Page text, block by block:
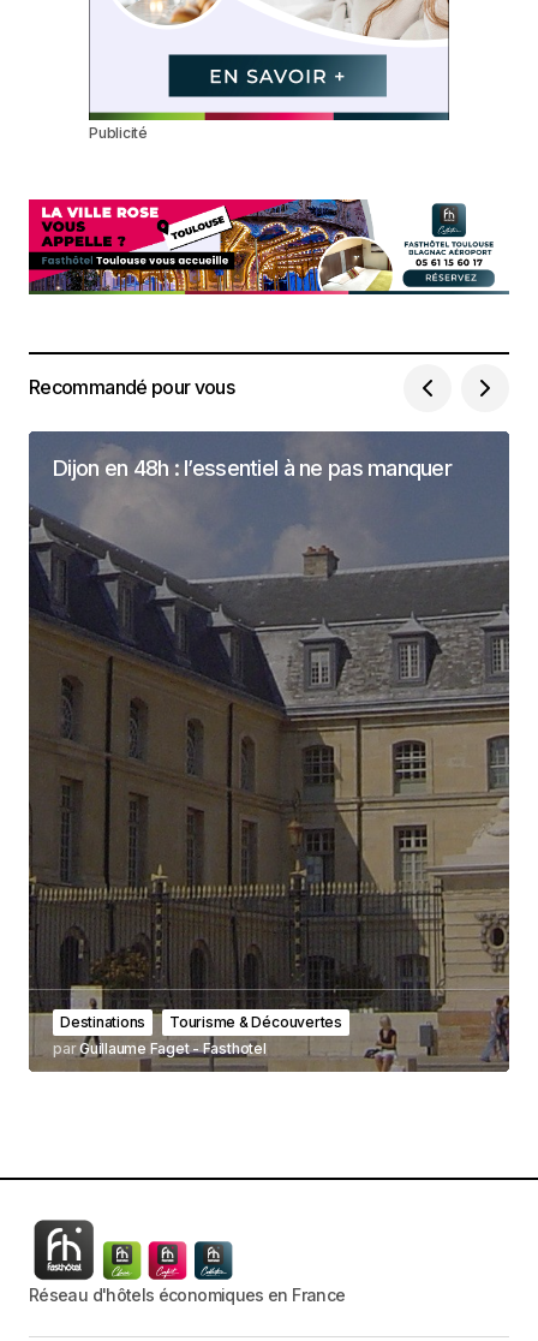
Publicité
Recommandé pour vous
Dijon en 48h : l’essentiel à ne pas manquer
Destinations
Tourisme & Découvertes
parGuillaume Faget - Fasthotel
Réseau d'hôtels économiques en France